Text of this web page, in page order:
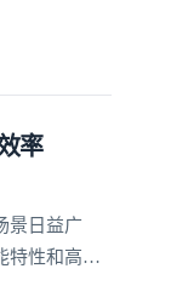
率
景日益广
特性和高度